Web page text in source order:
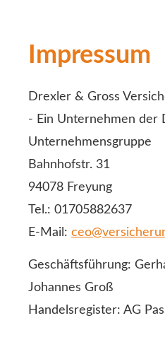
Impressum
Drexler & Gross
- Ein Unternehmen der
Unternehmensgruppe
Bahnhofstr. 31
94078 Freyung
Tel.: 01705882637
E-Mail:
Geschäftsführung:
Johannes Groß
Handelsregister: AG